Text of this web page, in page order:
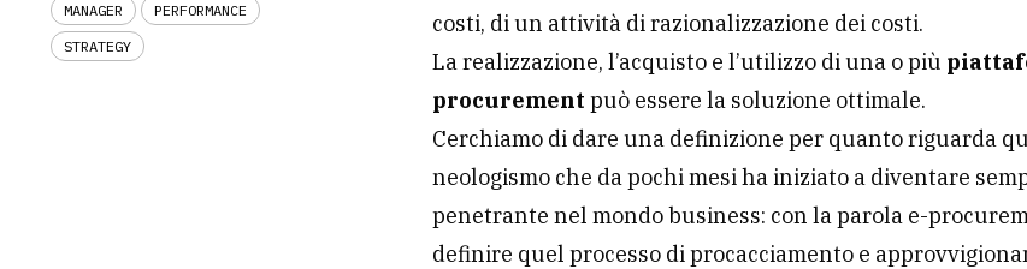
MANAGER
PERFORMANCE
STRATEGY
costi, di un attività di razionalizzazione dei costi.
La realizzazione, l’acquisto e l’utilizzo di una o più
procurement può essere la soluzione ottimale.
Cerchiamo di dare una definizione per quanto riguarda
neologismo che da pochi mesi ha iniziato a diventare
penetrante nel mondo business: con la parola e-
definire quel processo di procacciamento e